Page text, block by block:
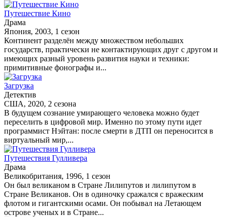
Путешествие Кино
Драма
Япония, 2003, 1 сезон
Континент разделён между множеством небольших
государств, практически не контактирующих друг с другом и
имеющих разный уровень развития науки и техники:
примитивные фонографы и...
Загрузка
Детектив
США, 2020, 2 сезона
В будущем сознание умирающего человека можно будет
переселить в цифровой мир. Именно по этому пути идет
программист Нэйтан: после смерти в ДТП он переносится в
виртуальный мир,...
Путешествия Гулливера
Драма
Великобритания, 1996, 1 сезон
Он был великаном в Стране Лилипутов и лилипутом в
Стране Великанов. Он в одиночку сражался с вражеским
флотом и гигантскими осами. Он побывал на Летающем
острове ученых и в Стране...